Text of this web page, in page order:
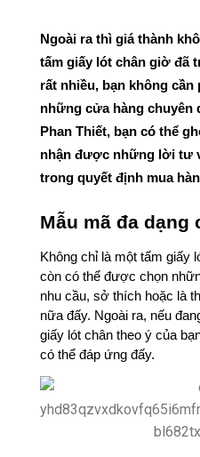
Ngoài ra thì giá thành
tấm giấy lót chân giờ đã
rất nhiều, bạn không cần
những cửa hàng chuyên
Phan Thiết, bạn có thể
nhận được những lời tư
trong quyết định mua
Mẫu mã đa dạng
Không chỉ là một tấm giấy
còn có thể được chọn
nhu cầu, sở thích hoặc là
nữa đấy. Ngoài ra, nếu
giấy lót chân theo ý của
có thể đáp ứng đấy.